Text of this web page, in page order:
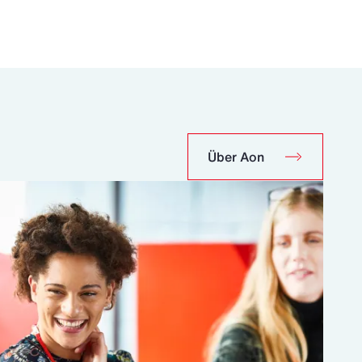
Über Aon